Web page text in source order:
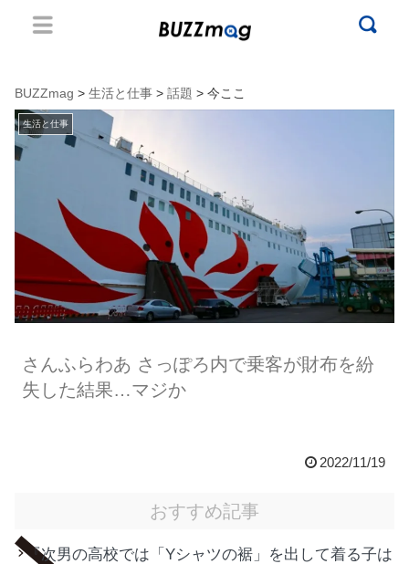
BUZZmag > 生活と仕事 > 話題 > 今ここ
生活と仕事
さんふらわあ さっぽろ内で乗客が財布を紛
失した結果…マジか
2022/11/19
おすすめ記事
『次男の高校では「Yシャツの裾」を出して着る子は